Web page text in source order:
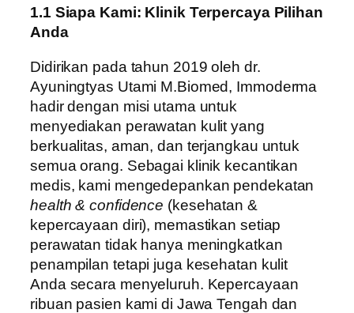
1.1 Siapa Kami: Klinik Terpercaya Pilihan
Anda
Didirikan pada tahun 2019 oleh dr.
Ayuningtyas Utami M.Biomed, Immoderma
hadir dengan misi utama untuk
menyediakan perawatan kulit yang
berkualitas, aman, dan terjangkau untuk
semua orang. Sebagai klinik kecantikan
medis, kami mengedepankan pendekatan
health & confidence (kesehatan &
kepercayaan diri), memastikan setiap
perawatan tidak hanya meningkatkan
penampilan tetapi juga kesehatan kulit
Anda secara menyeluruh. Kepercayaan
ribuan pasien kami di Jawa Tengah dan